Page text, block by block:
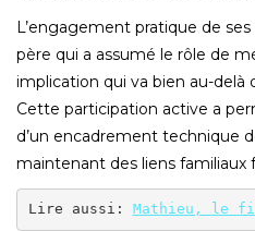
L’engagement pratique de
père qui a assumé le rôle de
implication qui va bien au-delà
Cette participation active a
d’un encadrement technique
maintenant des liens familiaux
Lire aussi: Mathieu, le